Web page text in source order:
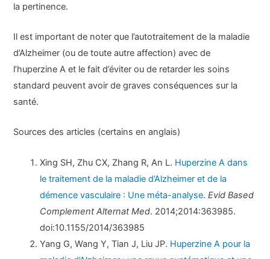
la pertinence.
Il est important de noter que l’autotraitement de la maladie
d’Alzheimer (ou de toute autre affection) avec de
l’huperzine A et le fait d’éviter ou de retarder les soins
standard peuvent avoir de graves conséquences sur la
santé.
Sources des articles (certains en anglais)
Xing SH, Zhu CX, Zhang R, An L. Huperzine A dans
le traitement de la maladie d’Alzheimer et de la
démence vasculaire : Une méta-analyse.Evid Based
Complement Alternat Med. 2014;2014:363985.
doi:10.1155/2014/363985
Yang G, Wang Y, Tian J, Liu JP. Huperzine A pour la